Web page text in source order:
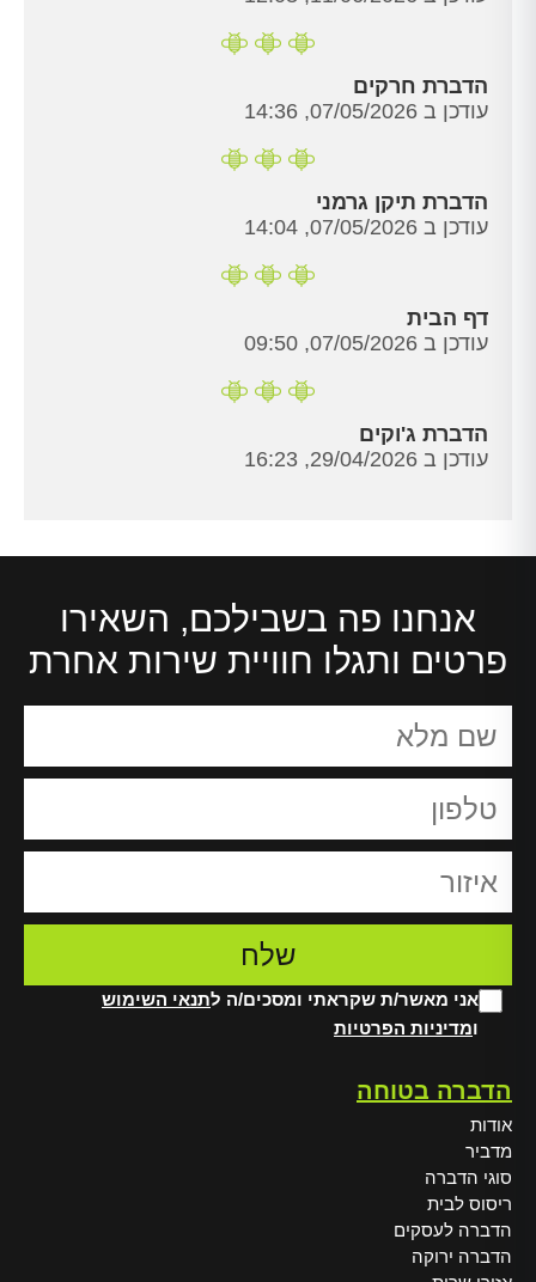
הדברת חרקים
עודכן ב 07/05/2026, 14:36
הדברת תיקן גרמני
עודכן ב 07/05/2026, 14:04
דף הבית
עודכן ב 07/05/2026, 09:50
הדברת ג'וקים
עודכן ב 29/04/2026, 16:23
אנחנו פה בשבילכם, השאירו
פרטים ותגלו חוויית שירות אחרת
אני מאשר/ת שקראתי ומסכים/ה לתנאי השימוש
ומדיניות הפרטיות
הדברה בטוחה
אודות
מדביר
סוגי הדברה
ריסוס לבית
הדברה לעסקים
הדברה ירוקה